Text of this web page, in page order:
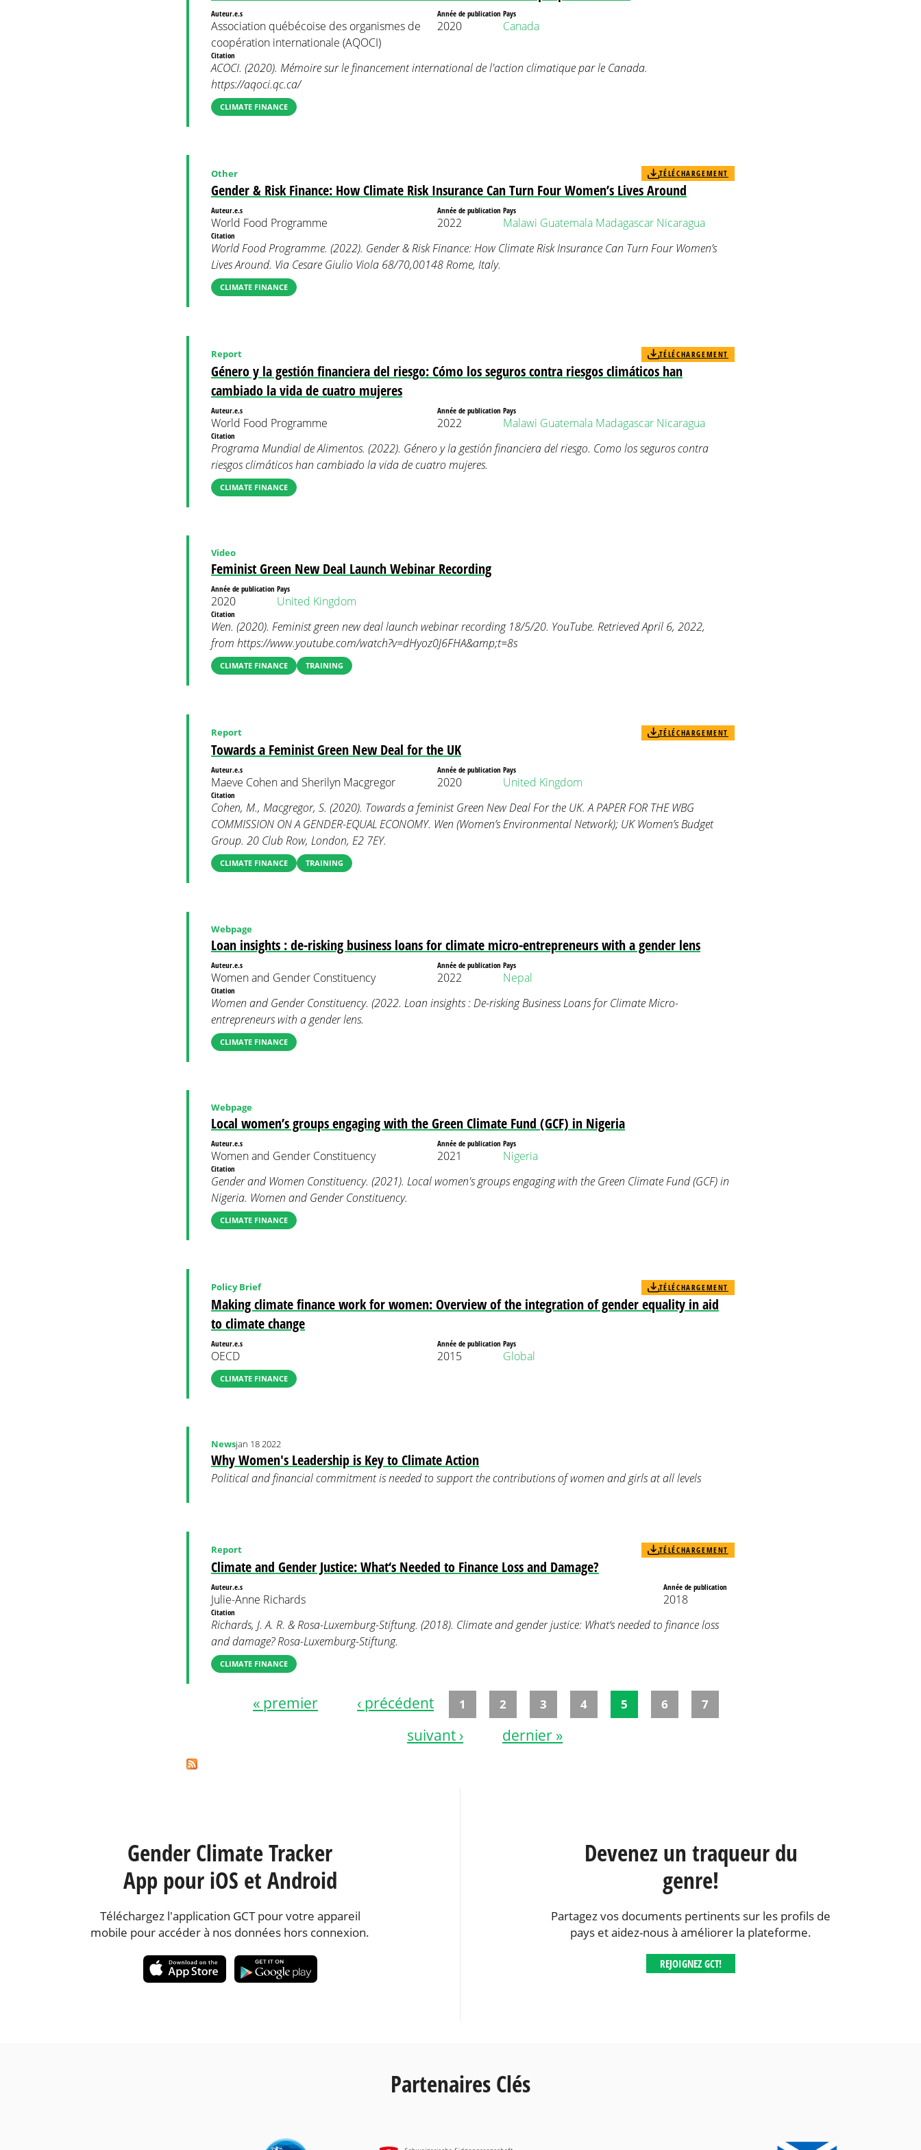
Auteur.e.s
Association québécoise des organismes de
coopération internationale (AQOCI)
Année de publication
2020
Pays
Canada
Citation
ACOCI. (2020). Mémoire sur le financement international de l'action climatique par le Canada.
https://aqoci.qc.ca/
CLIMATE FINANCE
Gender & Risk Finance: How Climate Risk Insurance Can Turn Four Women’s Lives Around
Other TÉLÉCHARGEMENT
Auteur.e.s
World Food Programme
Année de publication
2022
Pays
Malawi Guatemala Madagascar Nicaragua
Citation
World Food Programme. (2022). Gender & Risk Finance: How Climate Risk Insurance Can Turn Four Women’s
Lives Around. Via Cesare Giulio Viola 68/70,00148 Rome, Italy.
CLIMATE FINANCE
Género y la gestión financiera del riesgo: Cómo los seguros contra riesgos climáticos han
cambiado la vida de cuatro mujeres
Report TÉLÉCHARGEMENT
Auteur.e.s
World Food Programme
Année de publication
2022
Pays
Malawi Guatemala Madagascar Nicaragua
Citation
Programa Mundial de Alimentos. (2022). Género y la gestión financiera del riesgo. Como los seguros contra
riesgos climáticos han cambiado la vida de cuatro mujeres.
CLIMATE FINANCE
Feminist Green New Deal Launch Webinar Recording
Video
Année de publication
2020
Pays
United Kingdom
Citation
Wen. (2020). Feminist green new deal launch webinar recording 18/5/20. YouTube. Retrieved April 6, 2022,
from https://www.youtube.com/watch?v=dHyoz0J6FHA&amp;t=8s
CLIMATE FINANCE TRAINING
Towards a Feminist Green New Deal for the UK
Report TÉLÉCHARGEMENT
Auteur.e.s
Maeve Cohen and Sherilyn Macgregor
Année de publication
2020
Pays
United Kingdom
Citation
Cohen, M., Macgregor, S. (2020). Towards a feminist Green New Deal For the UK. A PAPER FOR THE WBG
COMMISSION ON A GENDER-EQUAL ECONOMY. Wen (Women’s Environmental Network); UK Women’s Budget
Group. 20 Club Row, London, E2 7EY.
CLIMATE FINANCE TRAINING
Loan insights : de-risking business loans for climate micro-entrepreneurs with a gender lens
Webpage
Auteur.e.s
Women and Gender Constituency
Année de publication
2022
Pays
Nepal
Citation
Women and Gender Constituency. (2022. Loan insights : De-risking Business Loans for Climate Micro-
entrepreneurs with a gender lens.
CLIMATE FINANCE
Local women’s groups engaging with the Green Climate Fund (GCF) in Nigeria
Webpage
Auteur.e.s
Women and Gender Constituency
Année de publication
2021
Pays
Nigeria
Citation
Gender and Women Constituency. (2021). Local women's groups engaging with the Green Climate Fund (GCF) in
Nigeria. Women and Gender Constituency.
CLIMATE FINANCE
Making climate finance work for women: Overview of the integration of gender equality in aid
to climate change
Policy Brief TÉLÉCHARGEMENT
Auteur.e.s
OECD
Année de publication
2015
Pays
Global
CLIMATE FINANCE
Why Women's Leadership is Key to Climate Action
Newsjan 18 2022
Political and financial commitment is needed to support the contributions of women and girls at all levels
Climate and Gender Justice: What‘s Needed to Finance Loss and Damage?
Report TÉLÉCHARGEMENT
Auteur.e.s
Julie-Anne Richards
Année de publication
2018
Citation
Richards, J. A. R. & Rosa-Luxemburg-Stiftung. (2018). Climate and gender justice: What‘s needed to finance loss
and damage? Rosa-Luxemburg-Stiftung.
CLIMATE FINANCE
« premier ‹ précédent 1 2 3 4 5 6 7
suivant › dernier »
Gender Climate Tracker
App pour iOS et Android
Téléchargez l'application GCT pour votre appareil
mobile pour accéder à nos données hors connexion.
Devenez un traqueur du
genre!
Partagez vos documents pertinents sur les profils de
pays et aidez-nous à améliorer la plateforme.
REJOIGNEZ GCT!
Partenaires Clés